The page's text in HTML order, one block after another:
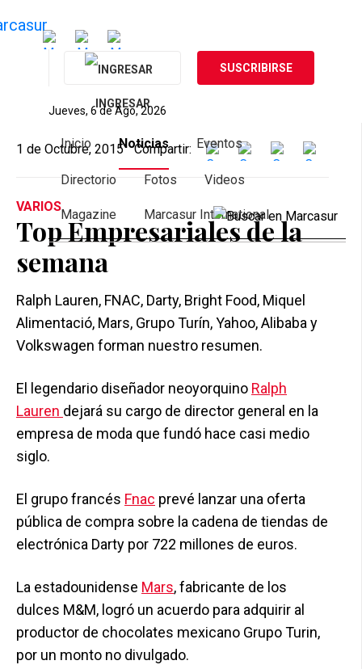
INGRESAR
SUSCRIBIRSE
Jueves, 6 de Ago, 2026
Inicio Noticias Eventos
Directorio Fotos Videos
Magazine Marcasur International
1 de Octubre, 2015 Compartir:
VARIOS
Top Empresariales de la
semana
Ralph Lauren, FNAC, Darty, Bright Food, Miquel
Alimentació, Mars, Grupo Turín, Yahoo, Alibaba y
Volkswagen forman nuestro resumen.
El legendario diseñador neoyorquino Ralph
Lauren dejará su cargo de director general en la
empresa de moda que fundó hace casi medio
siglo.
El grupo francés Fnac prevé lanzar una oferta
pública de compra sobre la cadena de tiendas de
electrónica Darty por 722 millones de euros.
La estadounidense Mars, fabricante de los
dulces M&M, logró un acuerdo para adquirir al
productor de chocolates mexicano Grupo Turin,
por un monto no divulgado.